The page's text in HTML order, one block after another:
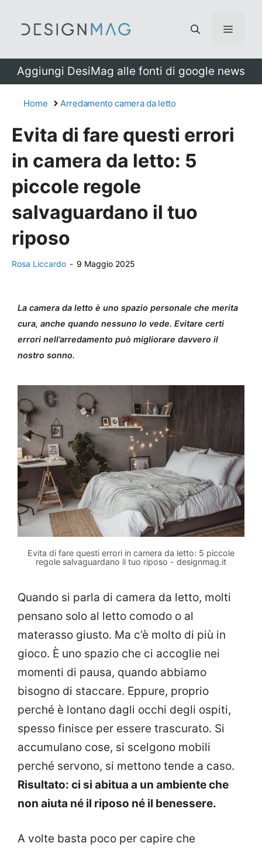
Menu
Aggiungi DesiMag alle fonti di google news
Home Arredamento camera da letto
Evita di fare questi errori
in camera da letto: 5
piccole regole
salvaguardano il tuo
riposo
Rosa Liccardo - 9 Maggio 2025
La camera da letto è uno spazio personale che merita
cura, anche quando nessuno lo vede. Evitare certi
errori nell’arredamento può migliorare davvero il
nostro sonno.
Evita di fare questi errori in camera da letto: 5 piccole
regole salvaguardano il tuo riposo - designmag.it
Quando si parla di camera da letto, molti
pensano solo al letto comodo o al
materasso giusto. Ma c’è molto di più in
gioco. È uno spazio che ci accoglie nei
momenti di pausa, quando abbiamo
bisogno di staccare. Eppure, proprio
perché è lontano dagli occhi degli ospiti,
spesso finisce per essere trascurato. Si
accumulano cose, si scelgono mobili
perché servono, si mettono tende a caso.
Risultato: ci si abitua a un ambiente che
non aiuta né il riposo né il benessere.
A volte basta poco per capire che